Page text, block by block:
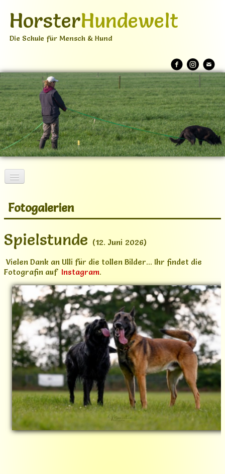
HorsterHundewelt
Die Schule für Mensch & Hund
Über mich
Angebote
Galerie
Not-Felle
Kontakt
Fotogalerien
Spielstunde (12. Juni 2026)
Vielen Dank an Ulli für die tollen Bilder... Ihr findet die
Fotografin auf Instagram.